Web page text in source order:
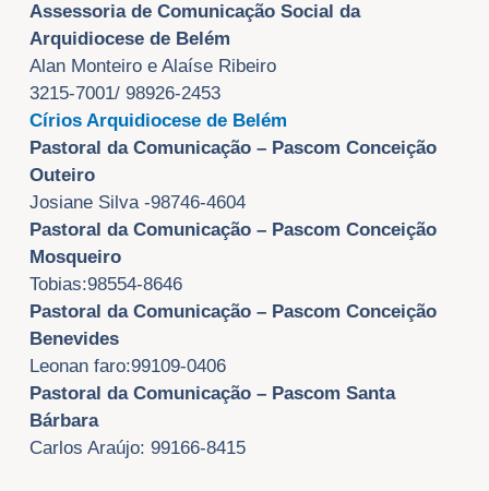
Assessoria de Comunicação Social da
Arquidiocese de Belém
Alan Monteiro e Alaíse Ribeiro
3215-7001/ 98926-2453
Círios Arquidiocese de Belém
Pastoral da Comunicação – Pascom Conceição
Outeiro
Josiane Silva -98746-4604
Pastoral da Comunicação – Pascom Conceição
Mosqueiro
Tobias:98554-8646
Pastoral da Comunicação – Pascom Conceição
Benevides
Leonan faro:99109-0406
Pastoral da Comunicação – Pascom Santa
Bárbara
Carlos Araújo: 99166-8415